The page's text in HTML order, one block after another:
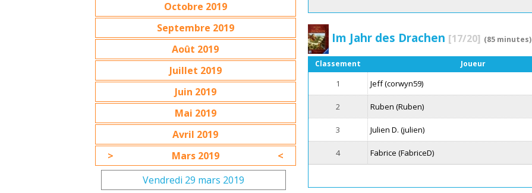
Octobre 2019
Septembre 2019
Août 2019
Juillet 2019
Juin 2019
Mai 2019
Avril 2019
Mars 2019
Vendredi 29 mars 2019
Im Jahr des Drachen [17/20] (85 minutes)
Classement Joueur
1 Jeff (corwyn59)
2 Ruben (Ruben)
3 Julien D. (julien)
4 Fabrice (FabriceD)